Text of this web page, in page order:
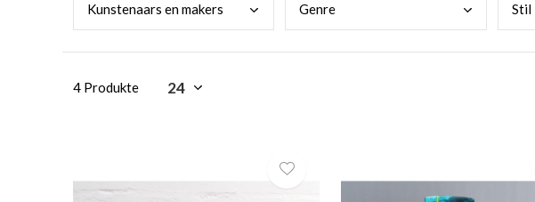
Kunstenaars en makers Genre Stil
4 Produkte